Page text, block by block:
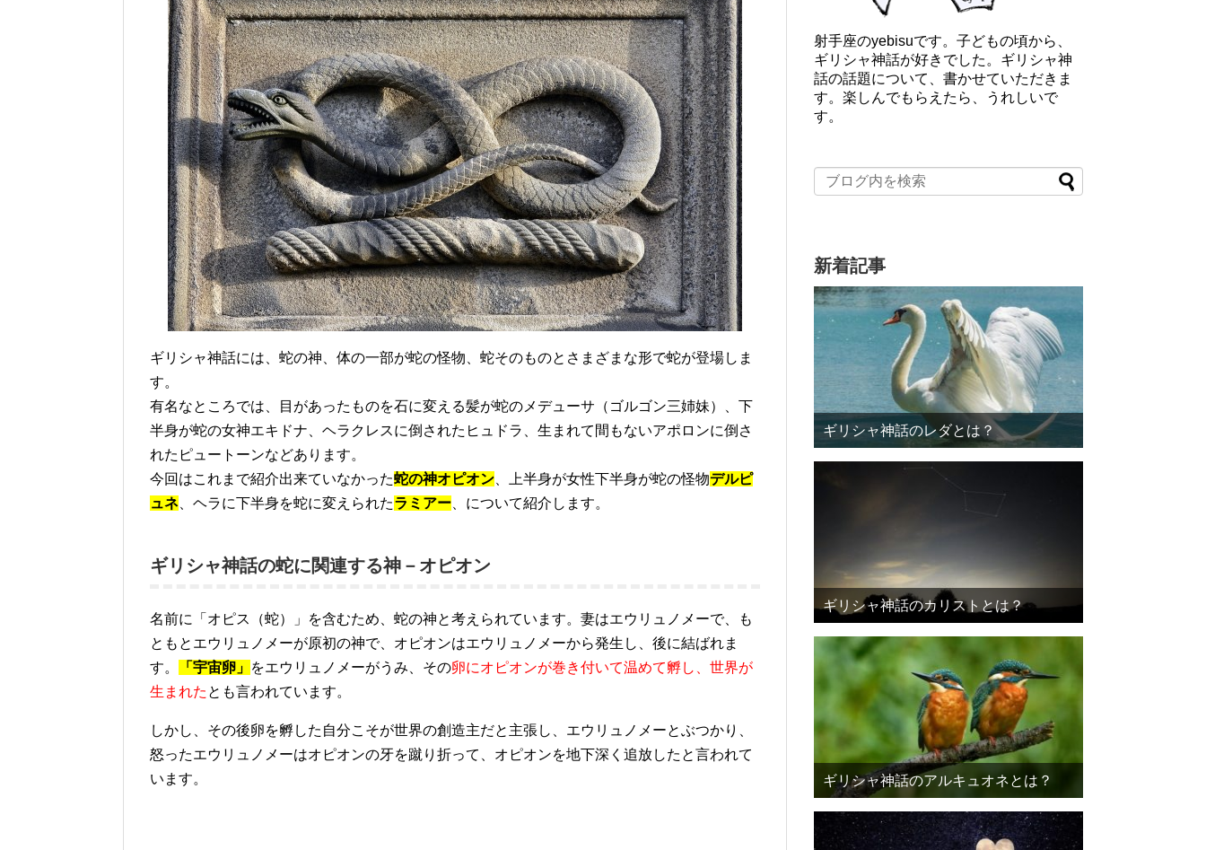
ギリシャ神話には、蛇の神、体の一部が蛇の怪物、蛇そのものとさまざまな形で蛇が登場しま
す。
有名なところでは、目があったものを石に変える髪が蛇のメデューサ（ゴルゴン三姉妹）、下
半身が蛇の女神エキドナ、ヘラクレスに倒されたヒュドラ、生まれて間もないアポロンに倒さ
れたピュートーンなどあります。
今回はこれまで紹介出来ていなかった蛇の神オピオン 、上半身が女性下半身が蛇の怪物デルピ
ュネ 、ヘラに下半身を蛇に変えられたラミアー 、について紹介します。
ギリシャ神話の蛇に関連する神－オピオン
名前に「オピス（蛇）」を含むため、蛇の神と考えられています。妻はエウリュノメーで、も
ともとエウリュノメーが原初の神で、オピオンはエウリュノメーから発生し、後に結ばれま
す。
「宇宙卵」 をエウリュノメーがうみ、その卵にオピオンが巻き付いて温めて孵し、世界が
生まれた とも言われています。
しかし、その後卵を孵した自分こそが世界の創造主だと主張し、エウリュノメーとぶつかり、
怒ったエウリュノメーはオピオンの牙を蹴り折って、オピオンを地下深く追放したと言われて
います。
射手座のyebisuです。子どもの頃から、
ギリシャ神話が好きでした。ギリシャ神
話の話題について、書かせていただきま
す。楽しんでもらえたら、うれしいで
す。
新着記事
ギリシャ神話のレダとは？
ギリシャ神話のカリストとは？
ギリシャ神話のアルキュオネとは？